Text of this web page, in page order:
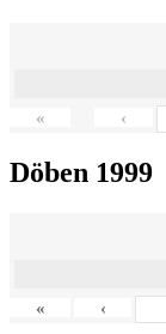
« ‹
Döben 1999
« ‹